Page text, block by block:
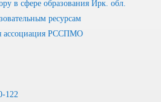
в сфере образования Ирк. обл.
ресурсам
ассоциация РССПМО
122